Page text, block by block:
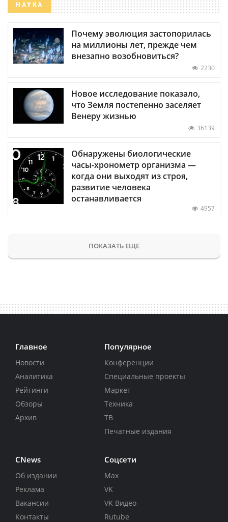
НАУКА
Почему эволюция застопорилась
на миллионы лет, прежде чем
внезапно возобновиться?
2230
Новое исследование показало,
что Земля постепенно заселяет
Венеру жизнью
36139
Обнаружены биологические
часы-хронометр организма —
когда они выходят из строя,
развитие человека
останавливается
4957
ПОКАЗАТЬ ЕЩЕ
Главное
Новости
Аналитика
Рейтинги
Обзоры
Архив
Популярное
Конференции
Специальные проекты
Маркет
Техника
ТВ
Печатные издания
CNews
Об издании
Реклама
Вакансии
Контакты
Соцсети
Max
VK
VK Видео
Rutube